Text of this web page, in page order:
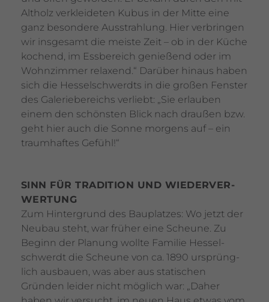
Altholz verklei­deten Kubus in der Mitte eine
ganz beson­dere Ausstrah­lung. Hier verbringen
wir insge­samt die meiste Zeit – ob in der Küche
kochend, im Essbe­reich genie­ßend oder im
Wohn­zimmer rela­xend.“ Darüber hinaus haben
sich die Hessel­schwerdts in die großen Fenster
des Gale­rie­be­reichs verliebt: „Sie erlauben
einem den schönsten Blick nach draußen bzw.
geht hier auch die Sonne morgens auf – ein
traum­haftes Gefühl!“
SINN FÜR TRADI­TION UND WIEDER­VER­
WER­TUNG
Zum Hinter­grund des Bauplatzes: Wo jetzt der
Neubau steht, war früher eine Scheune. Zu
Beginn der Planung wollte Familie Hessel­
schwerdt die Scheune von ca. 1890 ursprüng­
lich ausbauen, was aber aus stati­schen
Gründen leider nicht möglich war: „Daher